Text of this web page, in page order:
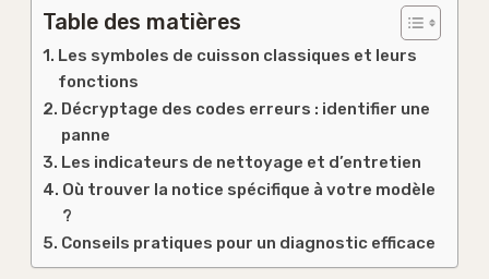
Table des matières
Les symboles de cuisson classiques et leurs
fonctions
Décryptage des codes erreurs : identifier une
panne
Les indicateurs de nettoyage et d’entretien
Où trouver la notice spécifique à votre modèle
?
Conseils pratiques pour un diagnostic efficace